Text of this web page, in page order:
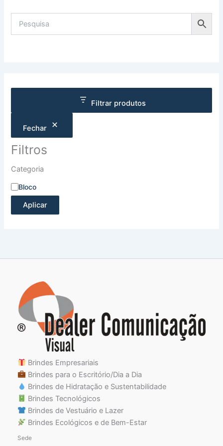
Filtrar produtos
Fechar
Filtros
Categoria
Bloco
Aplicar
Brindes Empresariais
Brindes para o Escritório/Dia a Dia
Brindes de Hidratação e Sustentabilidade
Brindes Tecnológicos
Brindes de Vestuário e Lazer
Brindes Ecológicos e de Bem-Estar
Sede